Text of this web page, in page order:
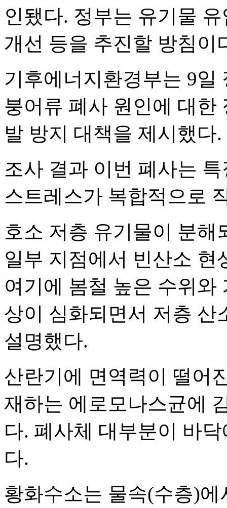
인됐다. 정부는 유기물
개선 등을 추진할 방침이
기후에너지환경부는 9
붕어류 폐사 원인에 대한
발 방지 대책을 제시했다.
조사 결과 이번 폐사는
스트레스가 복합적으로
호소 저층 유기물이 분
일부 지점에서 빈산소 현
여기에 봄철 높은 수위와
상이 심화되면서 저층 산
설명했다.
산란기에 면역력이 떨어
재하는 에로모나스균에
다. 폐사체 대부분이 바
다.
황화수소는 물속(수층)